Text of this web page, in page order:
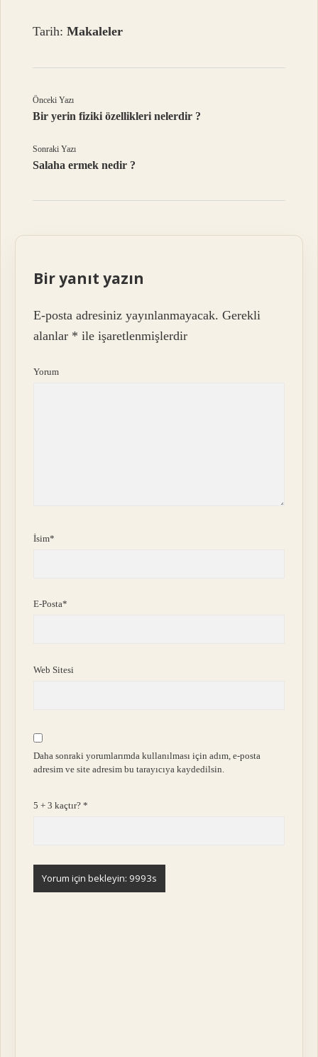
Tarih:Makaleler
Önceki Yazı
Bir yerin fiziki özellikleri nelerdir ?
Sonraki Yazı
Salaha ermek nedir ?
Bir yanıt yazın
E-posta adresiniz yayınlanmayacak. Gerekli
alanlar * ile işaretlenmişlerdir
Yorum
İsim*
E-Posta*
Web Sitesi
Daha sonraki yorumlarımda kullanılması için adım, e-posta
adresim ve site adresim bu tarayıcıya kaydedilsin.
5 + 3 kaçtır?*